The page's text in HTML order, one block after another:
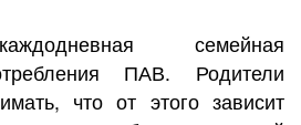
семейная
ПАВ. Родители
что от этого зависит